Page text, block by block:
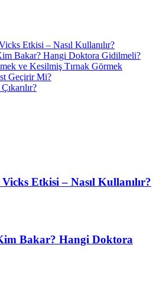
Etkisi – Nasıl Kullanılır?
Bakar? Hangi Doktora Gidilmeli?
ve Kesilmiş Tırnak Görmek
Geçirir Mi?
Etkisi – Nasıl Kullanılır?
Bakar? Hangi Doktora